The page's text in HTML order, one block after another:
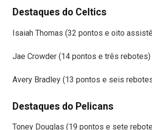
Destaques do Celtics
Isaiah Thomas (32 pontos e oito
Jae Crowder (14 pontos e três rebotes)
Avery Bradley (13 pontos e seis
Destaques do Pelicans
Toney Douglas (19 pontos e sete